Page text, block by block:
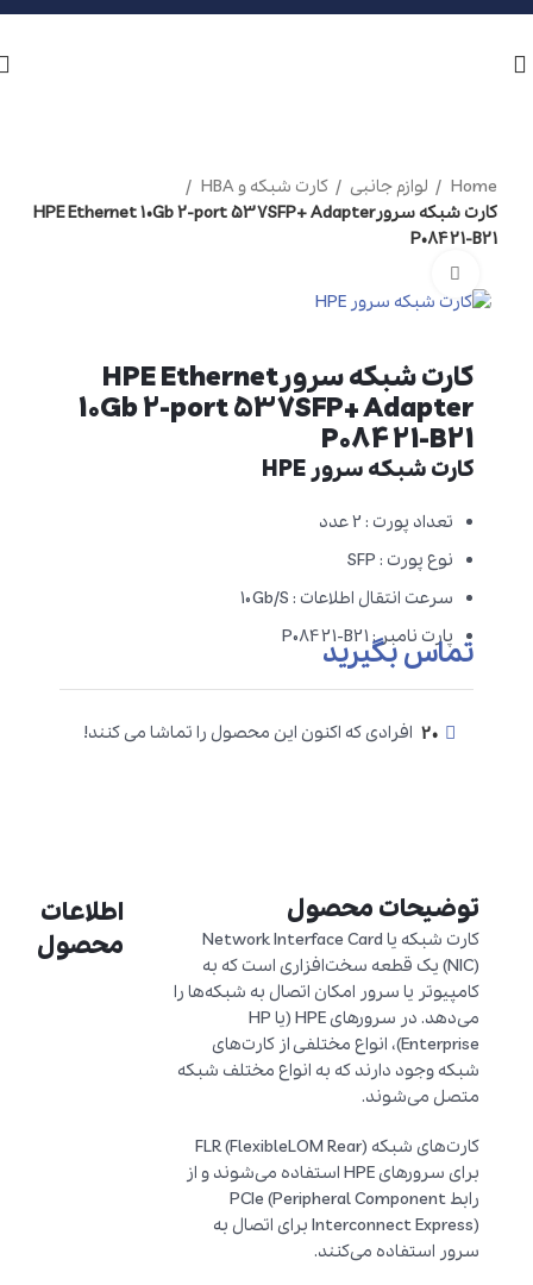
Home لوازم جانبی
کارت شبکه و HBA
کارت شبکه سرورHPE Ethernet 10Gb 2-port 537SFP+ Adapter
P08421-B21
کارت شبکه سرورHPE Ethernet
10Gb 2-port 537SFP+ Adapter
P08421-B21
کارت شبکه سرور HPE
تعداد پورت : 2 عدد
نوع پورت : SFP
سرعت انتقال اطلاعات : 10Gb/S
پارت نامبر : P08421-B21
تماس بگیرید
20 افرادی که اکنون این محصول را تماشا می کنند!
توضیحات محصول
کارت شبکه یا Network Interface Card
(NIC) یک قطعه سخت‌افزاری است که به
کامپیوتر یا سرور امکان اتصال به شبکه‌ها را
می‌دهد. در سرورهای HPE (یا HP
Enterprise)، انواع مختلفی از کارت‌های
شبکه وجود دارند که به انواع مختلف شبکه
متصل می‌شوند.
کارت‌های شبکه FLR (FlexibleLOM Rear)
برای سرورهای HPE استفاده می‌شوند و از
رابط PCIe (Peripheral Component
Interconnect Express) برای اتصال به
سرور استفاده می‌کنند.
اطلاعات
محصول